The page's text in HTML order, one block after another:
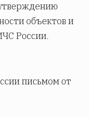
объектов и
России.
письмом от